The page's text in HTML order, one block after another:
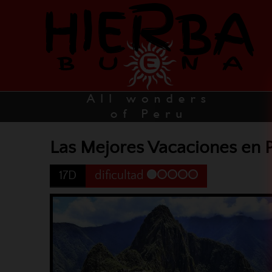
Las Mejores Vacaciones en
17D dificultad